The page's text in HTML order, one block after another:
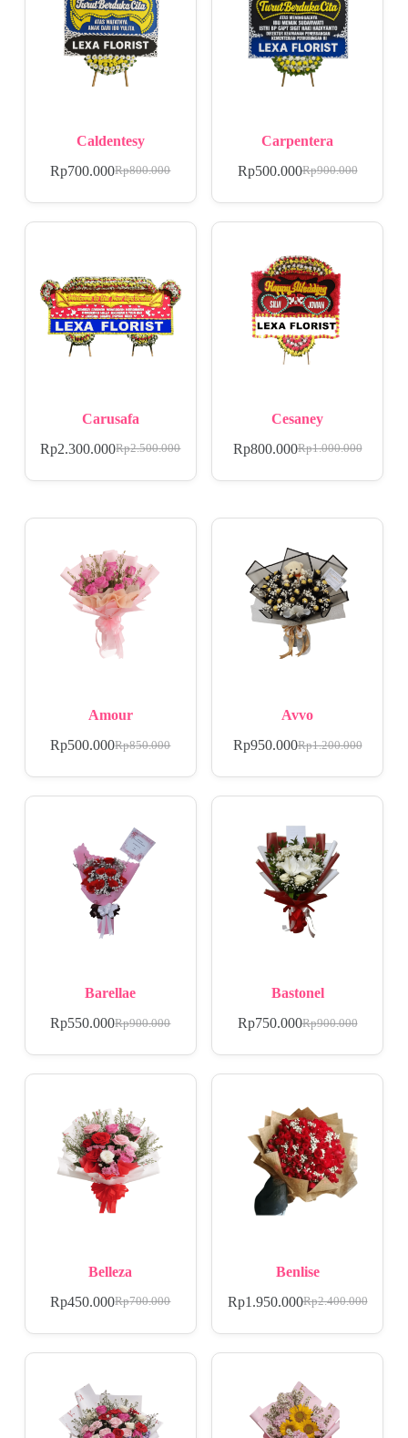
Caldentesy
Rp800.000
Rp700.000
Carpentera
Rp900.000
Rp500.000
Carusafa
Rp2.500.000
Rp2.300.000
Cesaney
Rp1.000.000
Rp800.000
Amour
Rp850.000
Rp500.000
Avvo
Rp1.200.000
Rp950.000
Barellae
Rp900.000
Rp550.000
Bastonel
Rp900.000
Rp750.000
Belleza
Rp700.000
Rp450.000
Benlise
Rp2.400.000
Rp1.950.000